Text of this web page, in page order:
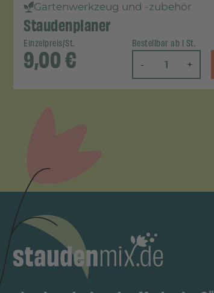
Gartenwerkzeug und -zubehör
Staudenplaner
Einzelpreis/St.
9,00€
Bestellbar ab 1 St.
- +